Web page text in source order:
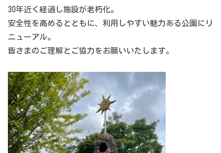
30年近く経過し施設が老朽化。
安全性を高めるとともに、利用しやすい魅力ある公園にリ
ニューアル。
皆さまのご理解とご協力をお願いいたします。